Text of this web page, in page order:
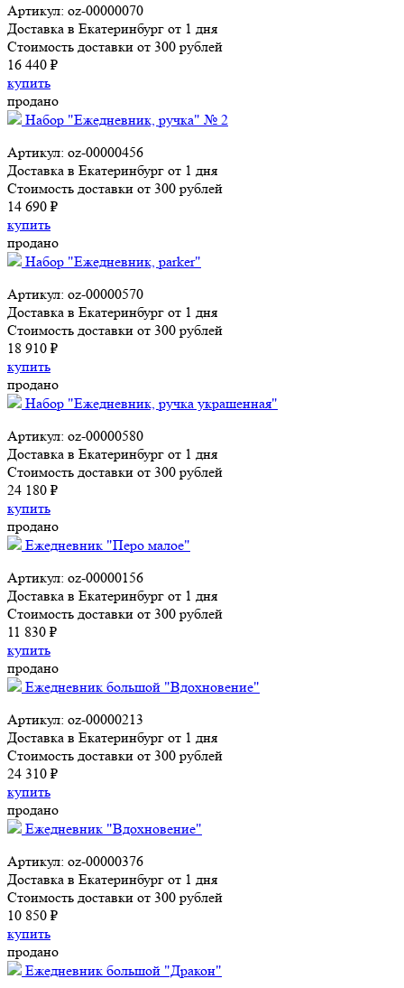
Артикул: oz-00000070
Доставка в Екатеринбург от 1 дня
Стоимость доставки от 300 рублей
16 440 ₽
купить
продано
Набор "Ежедневник, ручка" № 2
Артикул: oz-00000456
Доставка в Екатеринбург от 1 дня
Стоимость доставки от 300 рублей
14 690 ₽
купить
продано
Набор "Ежедневник, parker"
Артикул: oz-00000570
Доставка в Екатеринбург от 1 дня
Стоимость доставки от 300 рублей
18 910 ₽
купить
продано
Набор "Ежедневник, ручка украшенная"
Артикул: oz-00000580
Доставка в Екатеринбург от 1 дня
Стоимость доставки от 300 рублей
24 180 ₽
купить
продано
Ежедневник "Перо малое"
Артикул: oz-00000156
Доставка в Екатеринбург от 1 дня
Стоимость доставки от 300 рублей
11 830 ₽
купить
продано
Ежедневник большой "Вдохновение"
Артикул: oz-00000213
Доставка в Екатеринбург от 1 дня
Стоимость доставки от 300 рублей
24 310 ₽
купить
продано
Ежедневник "Вдохновение"
Артикул: oz-00000376
Доставка в Екатеринбург от 1 дня
Стоимость доставки от 300 рублей
10 850 ₽
купить
продано
Ежедневник большой "Дракон"